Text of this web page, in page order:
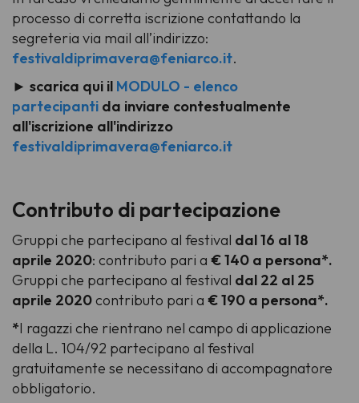
processo di corretta iscrizione contattando la
segreteria via mail all’indirizzo:
festivaldiprimavera@feniarco.it.
► scarica qui il MODULO - elenco
partecipanti da inviare contestualmente
all'iscrizione all'indirizzo
festivaldiprimavera@feniarco.it
Contributo di partecipazione
Gruppi che partecipano al festival dal 16 al 18
aprile 2020: contributo pari a € 140 a persona*.
Gruppi che partecipano al festival dal 22 al 25
aprile 2020contributo pari a € 190 a persona*.
*I ragazzi che rientrano nel campo di applicazione
della L. 104/92 partecipano al festival
gratuitamente se necessitano di accompagnatore
obbligatorio.